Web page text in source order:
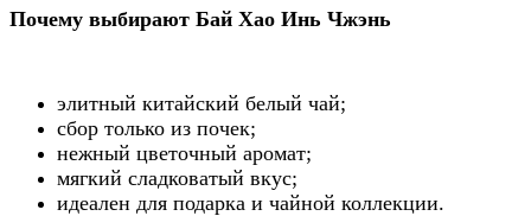
Почему выбирают Бай Хао Инь Чжэнь
элитный китайский белый чай;
сбор только из почек;
нежный цветочный аромат;
мягкий сладковатый вкус;
идеален для подарка и чайной коллекции.